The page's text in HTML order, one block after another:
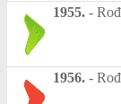
1955. -
1956. -